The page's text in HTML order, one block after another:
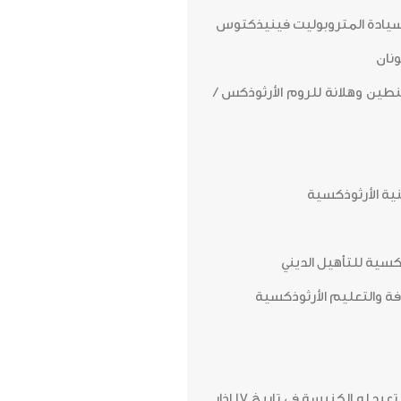
وهلانة للروم الأرثوذكس /
الأرثوذكسية
للتأهيل الديني
والتعليم الأرثوذكسية